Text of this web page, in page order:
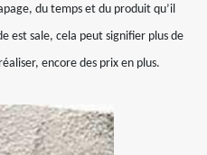
du temps et du produit qu’il
est sale, cela peut signifier plus de
encore des prix en plus.